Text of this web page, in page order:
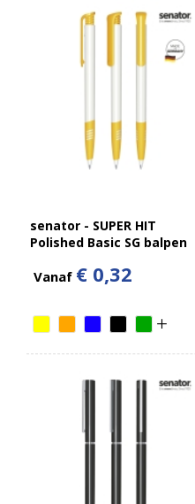
senator - SUPER HIT
Polished Basic SG balpen
Vanaf € 0,32